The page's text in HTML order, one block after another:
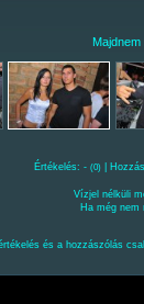
Értékelés: - (0) |
Vízjel nélküli
Ha még nem
és a hozzászólás